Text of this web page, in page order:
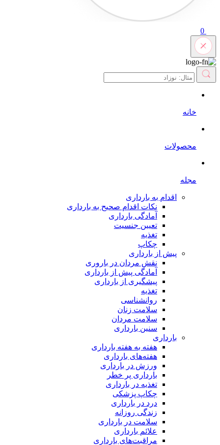
محصولات
مجله
اقدام به بارداری
نکات اقدام صحیح به بارداری
آمادگی بارداری
تعیین جنسیت
تغذیه
چکاپ
پیش از بارداری
نقش مردان در باروری
آمادگی پیش از بارداری
پیشگیری از بارداری
تغذیه
روانشناسی
سلامت زنان
سلامت مردان
سنین بارداری
بارداری
هفته‌ به هفته بارداری
هفته‌های بارداری
ورزش در بارداری
بارداری پر خطر
تغذیه در بارداری
چکاپ پزشکی
درد در بارداری
زندگی روزانه
سلامت در بارداری
علائم بارداری
مراقبت‌های بارداری